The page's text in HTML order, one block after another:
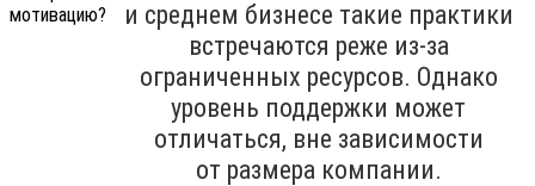
и среднем бизнесе такие практики
встречаются реже из-за
ограниченных ресурсов. Однако
уровень поддержки может
отличаться, вне зависимости
от размера компании.